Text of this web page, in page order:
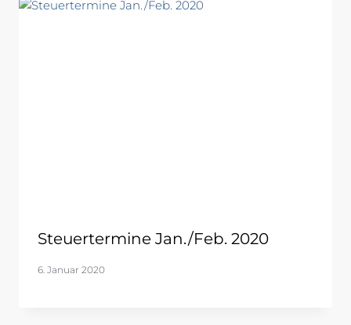
Steuertermine Jan./Feb. 2020
6. Januar 2020